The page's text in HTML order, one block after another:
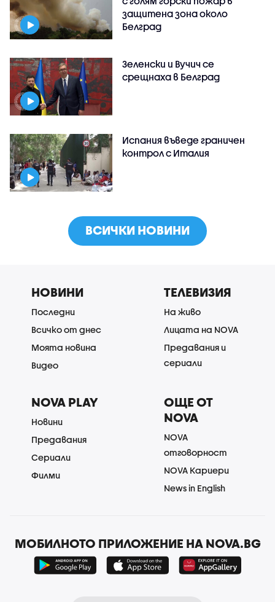
защитена зона около
Белград
Зеленски и Вучич се
срещнаха в Белград
Испания въведе граничен
контрол с Италия
ВСИЧКИ НОВИНИ
НОВИНИ
Последни
Всичко от днес
Моята новина
Видео
ТЕЛЕВИЗИЯ
На живо
Лицата на NOVA
Предавания и
сериали
NOVA PLAY
Новини
Предавания
Сериали
Филми
ОЩЕ ОТ
NOVA
NOVA
отговорност
NOVA Кариери
News in English
МОБИЛНОТО ПРИЛОЖЕНИЕ НА NOVA.BG